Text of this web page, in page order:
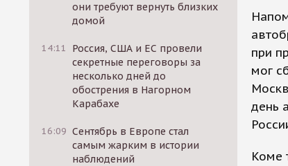
они требуют вернуть близких
домой
14:11
Россия, США и ЕС провели
секретные переговоры за
несколько дней до
обострения в Нагорном
Карабахе
16:09 Сентябрь в Европе стал
самым жарким в истории
наблюдений
при
мог
день
Коме